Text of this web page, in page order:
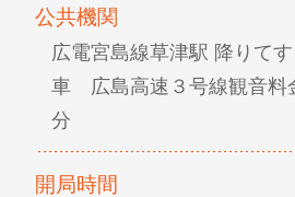
公共機関
広電宮島線草津駅 降りてす
車 広島高速３号線観音料
分
開局時間